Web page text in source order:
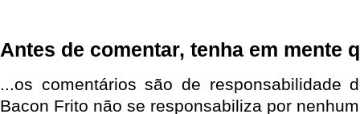
Antes de comentar, tenha em mente
...os comentários são de responsabilidade
Bacon Frito não se responsabiliza por